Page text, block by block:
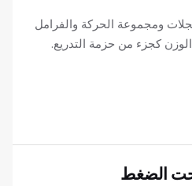
ومجموعة الحركة والفرامل
الوزن كجزء من حزمة التدريع.
الضغط